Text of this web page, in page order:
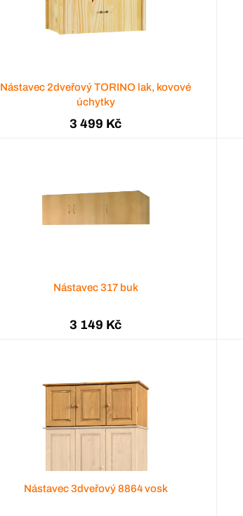
Nástavec 2dveřový TORINO lak, kovové
úchytky
3 499 Kč
Nástavec 317 buk
3 149 Kč
Nástavec 3dveřový 8864 vosk